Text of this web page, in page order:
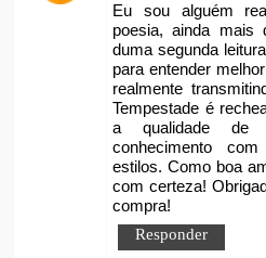
Eu sou alguém
poesia, ainda mais
duma segunda
para entender
realmente
Tempestade é
a qualidade
conhecimento
estilos. Como boa
com certeza!
compra!
Responder